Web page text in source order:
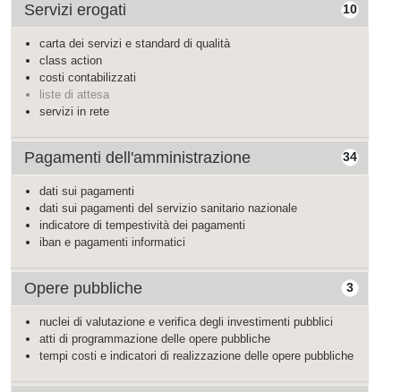
10
Servizi erogati
carta dei servizi e standard di qualità
class action
costi contabilizzati
liste di attesa
servizi in rete
34
Pagamenti dell'amministrazione
dati sui pagamenti
dati sui pagamenti del servizio sanitario nazionale
indicatore di tempestività dei pagamenti
iban e pagamenti informatici
3
Opere pubbliche
nuclei di valutazione e verifica degli investimenti pubblici
atti di programmazione delle opere pubbliche
tempi costi e indicatori di realizzazione delle opere pubbliche